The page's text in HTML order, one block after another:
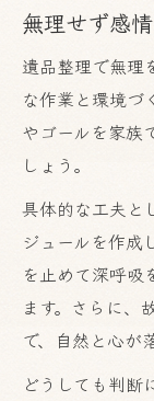
無理せず感
遺品整理で無理
な作業と環境づ
やゴールを家族
しょう。
具体的な工夫と
ジュールを作成
を止めて深呼吸
ます。さらに、
で、自然と心が
どうしても判断